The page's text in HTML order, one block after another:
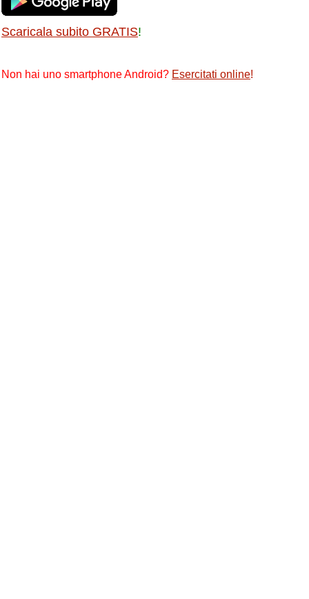
Scaricala subito GRATIS!
Non hai uno smartphone Android? Esercitati online!